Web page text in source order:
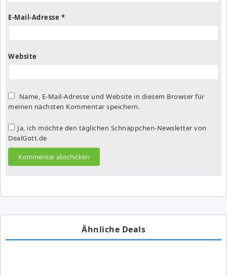
E-Mail-Adresse *
Website
Name, E-Mail-Adresse und Website in diesem Browser für
meinen nächsten Kommentar speichern.
Ja, ich möchte den täglichen Schnäppchen-Newsletter von
DealGott.de
Ähnliche Deals